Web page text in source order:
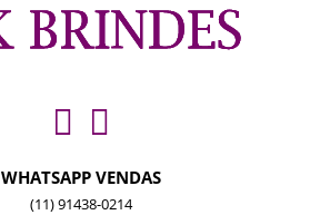
WHATSAPP VENDAS
(11) 91438-0214